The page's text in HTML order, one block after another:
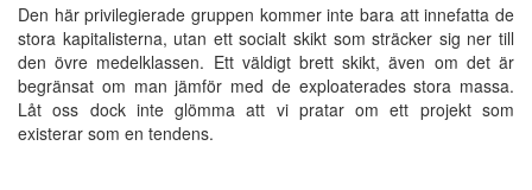
Den här privilegierade gruppen kommer inte bara att innefatta de
stora kapitalisterna, utan ett socialt skikt som sträcker sig ner till
den övre medelklassen. Ett väldigt brett skikt, även om det är
begränsat om man jämför med de exploaterades stora massa.
Låt oss dock inte glömma att vi pratar om ett projekt som
existerar som en tendens.